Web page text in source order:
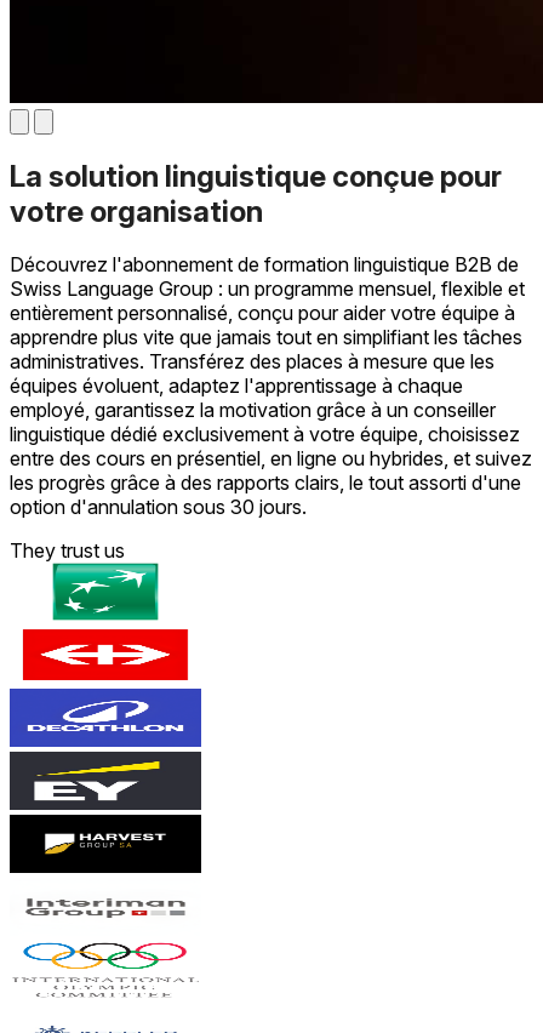
La solution linguistique conçue pour
votre organisation
Découvrez l'abonnement de formation linguistique B2B de
Swiss Language Group : un programme mensuel, flexible et
entièrement personnalisé, conçu pour aider votre équipe à
apprendre plus vite que jamais tout en simplifiant les tâches
administratives. Transférez des places à mesure que les
équipes évoluent, adaptez l'apprentissage à chaque
employé, garantissez la motivation grâce à un conseiller
linguistique dédié exclusivement à votre équipe, choisissez
entre des cours en présentiel, en ligne ou hybrides, et suivez
les progrès grâce à des rapports clairs, le tout assorti d'une
option d'annulation sous 30 jours.
They trust us